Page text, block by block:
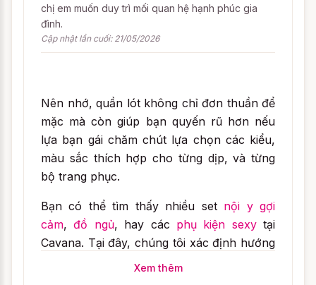
chị em muốn duy trì mối quan hệ hạnh phúc gia
đình.
Cập nhật lần cuối: 21/05/2026
Nên nhớ, quần lót không chỉ đơn thuần để
mặc mà còn giúp bạn quyến rũ hơn nếu
lựa bạn gái chăm chút lựa chọn các kiểu,
màu sắc thích hợp cho từng dịp, và từng
bộ trang phục.
Bạn có thể tìm thấy nhiều set nội y gợi
cảm,đồ ngủ, hay các phụ kiện sexytại
Cavana. Tại đây, chúng tôi xác định hướng
đến nhiều mẫu mã đa dạng mà luôn nghiên
Xem thêm